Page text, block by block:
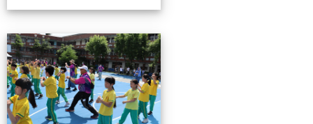
0503運動會花絮-3